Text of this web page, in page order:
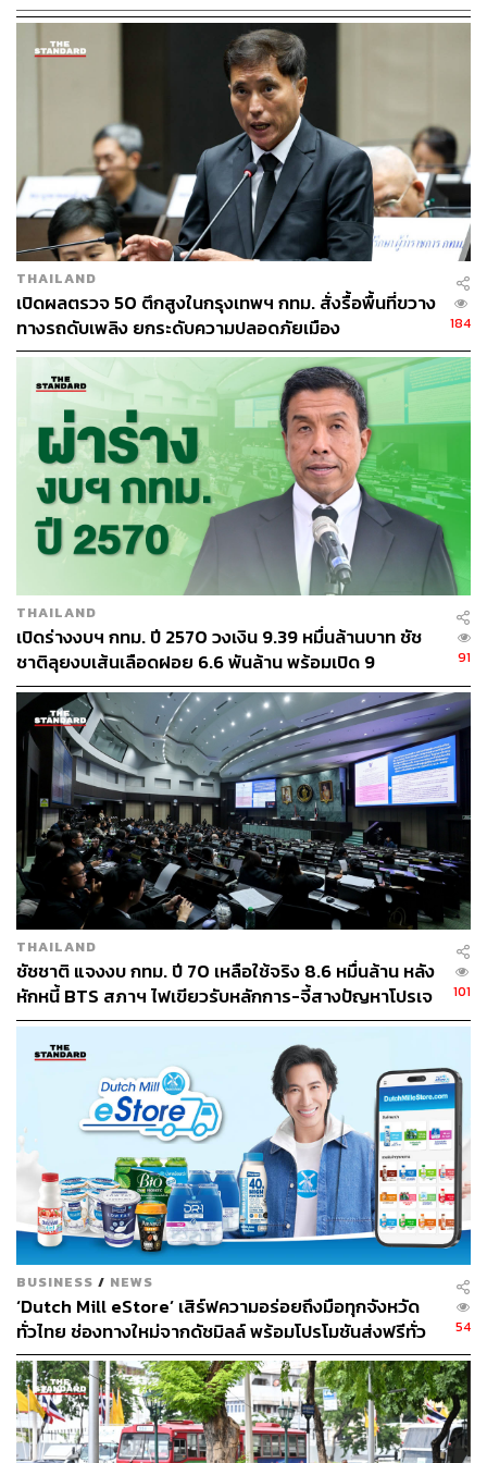
THAILAND
เปิดผลตรวจ 50 ตึกสูงในกรุงเทพฯ กทม. สั่งรื้อพื้นที่ขวาง
ทางรถดับเพลิง ยกระดับความปลอดภัยเมือง
184
THAILAND
เปิดร่างงบฯ กทม. ปี 2570 วงเงิน 9.39 หมื่นล้านบาท ชัช
ชาติลุยงบเส้นเลือดฝอย 6.6 พันล้าน พร้อมเปิด 9
ยุทธศาสตร์พัฒนาเมือง
91
THAILAND
ชัชชาติ แจงงบ กทม. ปี 70 เหลือใช้จริง 8.6 หมื่นล้าน หลัง
หักหนี้ BTS สภาฯ ไฟเขียวรับหลักการ-จี้สางปัญหาโปรเจ
กต์ล่าช้า
101
BUSINESS / NEWS
‘Dutch Mill eStore’ เสิร์ฟความอร่อยถึงมือทุกจังหวัด
ทั่วไทย ช่องทางใหม่จากดัชมิลล์ พร้อมโปรโมชันส่งฟรีทั่ว
ประเทศ ส่งไว สั่งก่อนเที่ยง ได้ของวันถัดไป ส่งสินค้าแบบ
เย็นตรงจากโรงงาน [ADVERTORIAL]
54